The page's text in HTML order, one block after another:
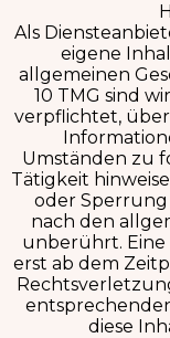
Als
eigene
allgemeinen
10 TMG sind
verpflichtet,
Umständen zu
Tätigkeit
oder
nach den
unberührt. Eine
erst ab dem
diese